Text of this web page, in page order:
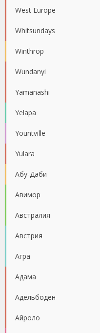
West Europe
Whitsundays
Winthrop
Wundanyi
Yamanashi
Yelapa
Yountville
Yulara
Абу-Даби
Авимор
Австралия
Австрия
Агра
Адама
Адельбоден
Айроло